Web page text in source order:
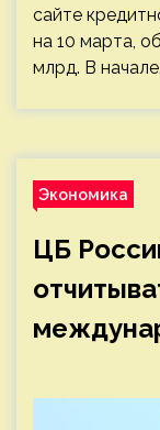
сайте
на 10 марта,
млрд. В
Экономика
ЦБ